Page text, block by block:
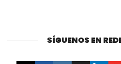
SÍGUENOS EN